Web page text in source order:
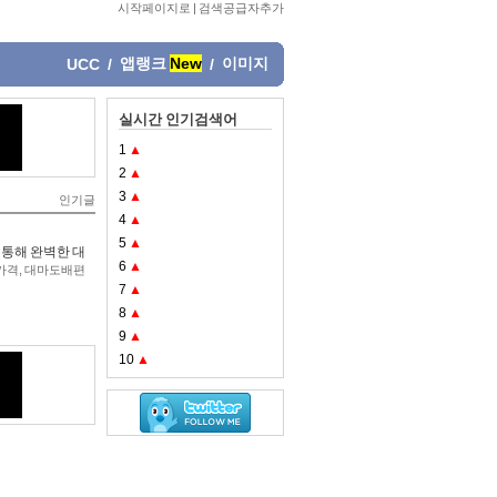
시작페이지로 | 검색공급자추가
UCC / 앱랭크 New / 이미지
인기글
해 완벽한 대
격 대마도배편
실시간 인기검색어
1 ▲
2 ▲
3 ▲
4 ▲
5 ▲
6 ▲
7 ▲
8 ▲
9 ▲
10 ▲